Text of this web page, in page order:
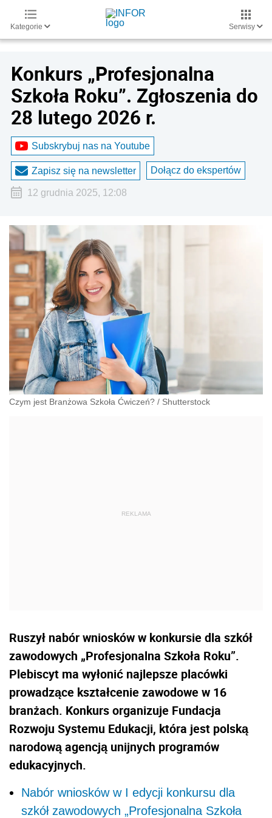
Kategorie Serwisy
Konkurs „Profesjonalna
Szkoła Roku”. Zgłoszenia do
28 lutego 2026 r.
Subskrybuj nas na Youtube
Zapisz się na newsletter Dołącz do ekspertów
12 grudnia 2025, 12:08
Czym jest Branżowa Szkoła Ćwiczeń? / Shutterstock
Ruszył nabór wniosków w konkursie dla szkół
zawodowych „Profesjonalna Szkoła Roku”.
Plebiscyt ma wyłonić najlepsze placówki
prowadzące kształcenie zawodowe w 16
branżach. Konkurs organizuje Fundacja
Rozwoju Systemu Edukacji, która jest polską
narodową agencją unijnych programów
edukacyjnych.
Nabór wniosków w I edycji konkursu dla
szkół zawodowych „Profesjonalna Szkoła